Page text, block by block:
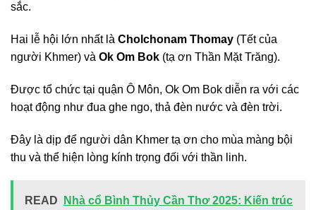
sắc.
Hai lễ hội lớn nhất là Cholchonam Thomay (Tết của
người Khmer) và Ok Om Bok (tạ ơn Thần Mặt Trăng).
Được tổ chức tại quận Ô Môn, Ok Om Bok diễn ra với các
hoạt động như đua ghe ngo, thả đèn nước và đèn trời.
Đây là dịp để người dân Khmer tạ ơn cho mùa màng bội
thu và thể hiện lòng kính trọng đối với thần linh.
READ
Nhà cổ Bình Thủy Cần Thơ 2025: Kiến trúc